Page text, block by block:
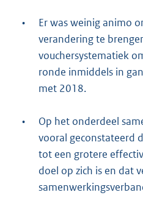
•
Er was weinig animo
verandering te
vouchersystematiek
ronde inmiddels in
met 2018.
•
Op het onderdeel
vooral geconstateerd
tot een grotere
doel op zich is en dat